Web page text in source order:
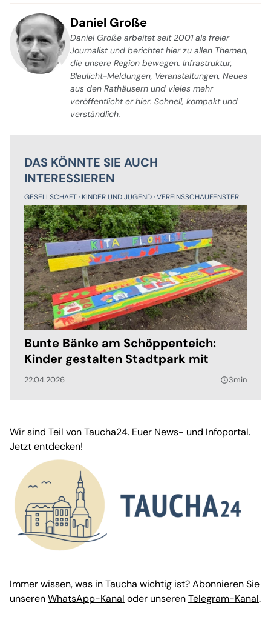
Daniel Große
Daniel Große arbeitet seit 2001 als freier
Journalist und berichtet hier zu allen Themen,
die unsere Region bewegen. Infrastruktur,
Blaulicht-Meldungen, Veranstaltungen, Neues
aus den Rathäusern und vieles mehr
veröffentlicht er hier. Schnell, kompakt und
verständlich.
DAS KÖNNTE SIE AUCH
INTERESSIEREN
GESELLSCHAFT KINDER UND JUGEND VEREINSSCHAUFENSTER
Bunte Bänke am Schöppenteich:
Kinder gestalten Stadtpark mit
22.04.2026 query_builder3min
Wir sind Teil von Taucha24. Euer News- und Infoportal.
Jetzt entdecken!
Immer wissen, was in Taucha wichtig ist? Abonnieren Sie
unserenWhatsApp-Kanal oder unserenTelegram-Kanal.